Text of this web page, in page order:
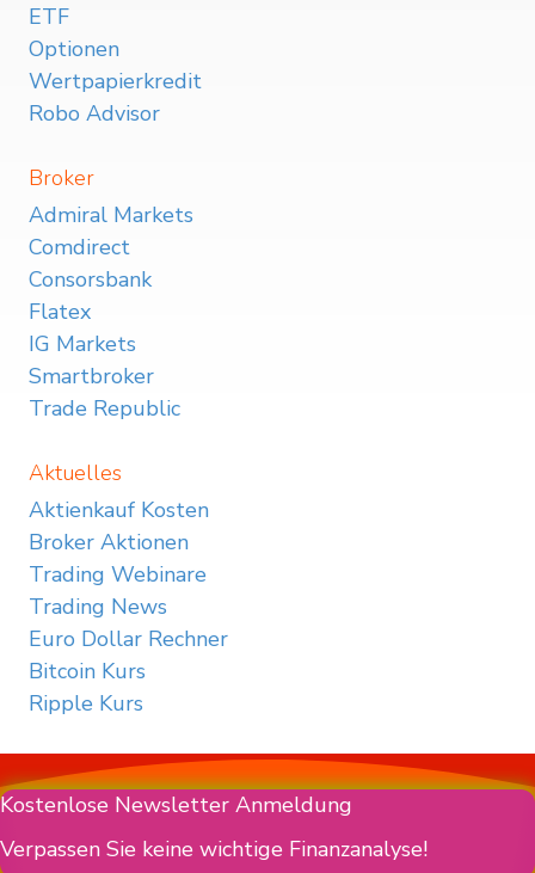
ETF
Optionen
Wertpapierkredit
Robo Advisor
Broker
Admiral Markets
Comdirect
Consorsbank
Flatex
IG Markets
Smartbroker
Trade Republic
Aktuelles
Aktienkauf Kosten
Broker Aktionen
Trading Webinare
Trading News
Euro Dollar Rechner
Bitcoin Kurs
Ripple Kurs
Kostenlose Newsletter Anmeldung
Verpassen Sie keine wichtige Finanzanalyse!